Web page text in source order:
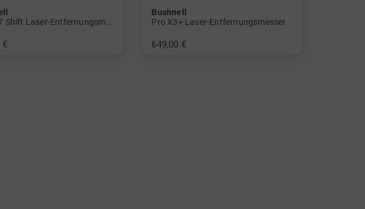
€
Bushnell
Pro X3+ Laser-Entfernungsmesser
649,00 €